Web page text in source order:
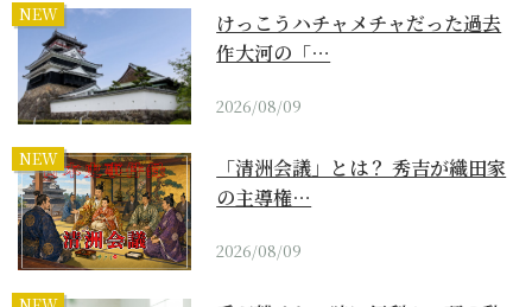
NEW
けっこうハチャメチャだった過去
作大河の「…
2026/08/09
NEW
「清洲会議」とは？ 秀吉が織田家
の主導権…
2026/08/09